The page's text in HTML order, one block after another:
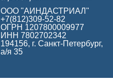
ООО "АИНДАСТРИАЛ"
+7(812)309-52-82
ОГРН 1207800009977
ИНН 7802702342
194156, г. Санкт-Петербург,
а/я 35